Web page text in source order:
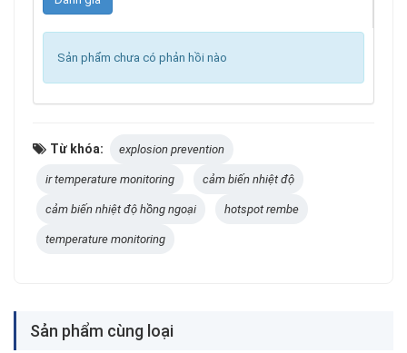
Sản phẩm chưa có phản hồi nào
Từ khóa: explosion prevention
ir temperature monitoring cảm biến nhiệt độ
cảm biến nhiệt độ hồng ngoại hotspot rembe
temperature monitoring
Sản phẩm cùng loại